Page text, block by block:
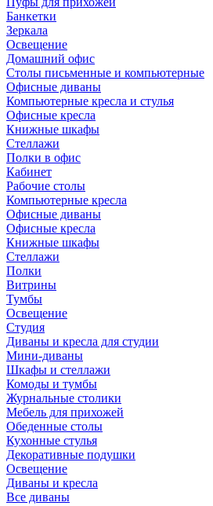
Банкетки
Зеркала
Освещение
Домашний офис
Столы письменные и компьютерные
Офисные диваны
Компьютерные кресла и стулья
Офисные кресла
Книжные шкафы
Стеллажи
Полки в офис
Кабинет
Рабочие столы
Компьютерные кресла
Офисные диваны
Офисные кресла
Книжные шкафы
Стеллажи
Полки
Витрины
Тумбы
Освещение
Студия
Диваны и кресла для студии
Мини-диваны
Шкафы и стеллажи
Комоды и тумбы
Журнальные столики
Мебель для прихожей
Обеденные столы
Кухонные стулья
Декоративные подушки
Освещение
Диваны и кресла
Все диваны